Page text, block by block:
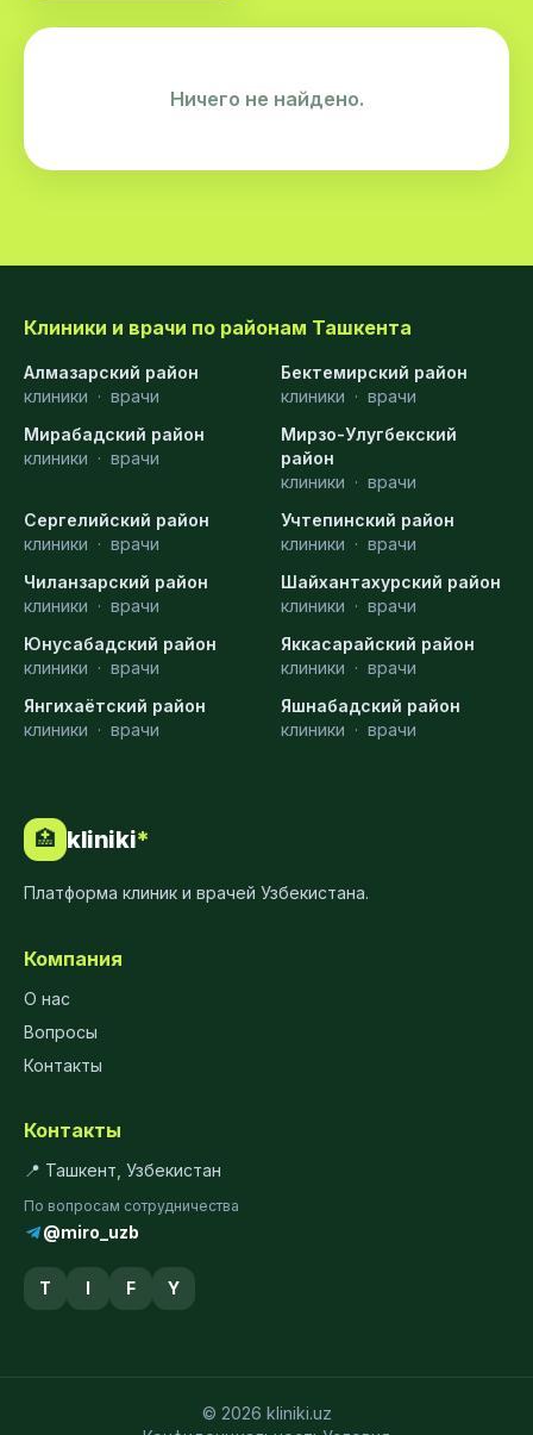
Ничего не найдено.
Клиники и врачи по районам Ташкента
Алмазарский район
клиники · врачи
Бектемирский район
клиники · врачи
Мирабадский район
клиники · врачи
Мирзо-Улугбекский
район
клиники · врачи
Сергелийский район
клиники · врачи
Учтепинский район
клиники · врачи
Чиланзарский район
клиники · врачи
Шайхантахурский район
клиники · врачи
Юнусабадский район
клиники · врачи
Яккасарайский район
клиники · врачи
Янгихаётский район
клиники · врачи
Яшнабадский район
клиники · врачи
🏥 kliniki*
Платформа клиник и врачей Узбекистана.
Компания
О нас
Вопросы
Контакты
Контакты
📍 Ташкент, Узбекистан
По вопросам сотрудничества
@miro_uzb
T I F Y
© 2026 kliniki.uz